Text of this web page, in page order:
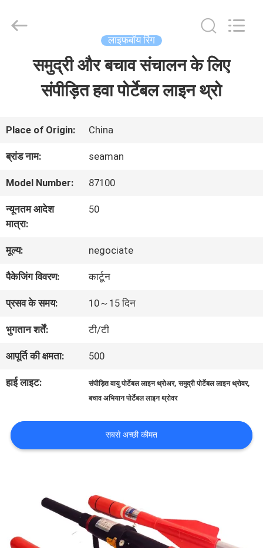
वीडियो
बारे
में
कारखाना
भ्रमण
गुणवत्ता
नियंत्रण
COMPANY
NEWS
PRIVACY
Seaman
Marine
लाइफबॉय रिंग
समुद्री और बचाव संचालन के लिए
संपीड़ित हवा पोर्टेबल लाइन थ्रो
Place of Origin: China
ब्रांड नाम: seaman
Model Number: 87100
न्यूनतम आदेश
मात्रा:
50
मूल्य: negociate
पैकेजिंग विवरण: कार्टून
प्रसव के समय: 10～15 दिन
भुगतान शर्तें: टी/टी
आपूर्ति की क्षमता: 500
हाई लाइट: संपीड़ित वायु पोर्टेबल लाइन थ्रोअर,समुद्री पोर्टेबल लाइन थ्रोवर,
बचाव अभियान पोर्टेबल लाइन थ्रोवर
सबसे अच्छी कीमत